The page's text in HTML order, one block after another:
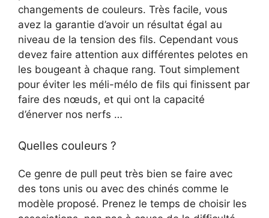
changements de couleurs. Très facile, vous
avez la garantie d’avoir un résultat égal au
niveau de la tension des fils. Cependant vous
devez faire attention aux différentes pelotes en
les bougeant à chaque rang. Tout simplement
pour éviter les méli-mélo de fils qui finissent par
faire des nœuds, et qui ont la capacité
d’énerver nos nerfs …
Quelles couleurs ?
Ce genre de pull peut très bien se faire avec
des tons unis ou avec des chinés comme le
modèle proposé. Prenez le temps de choisir les